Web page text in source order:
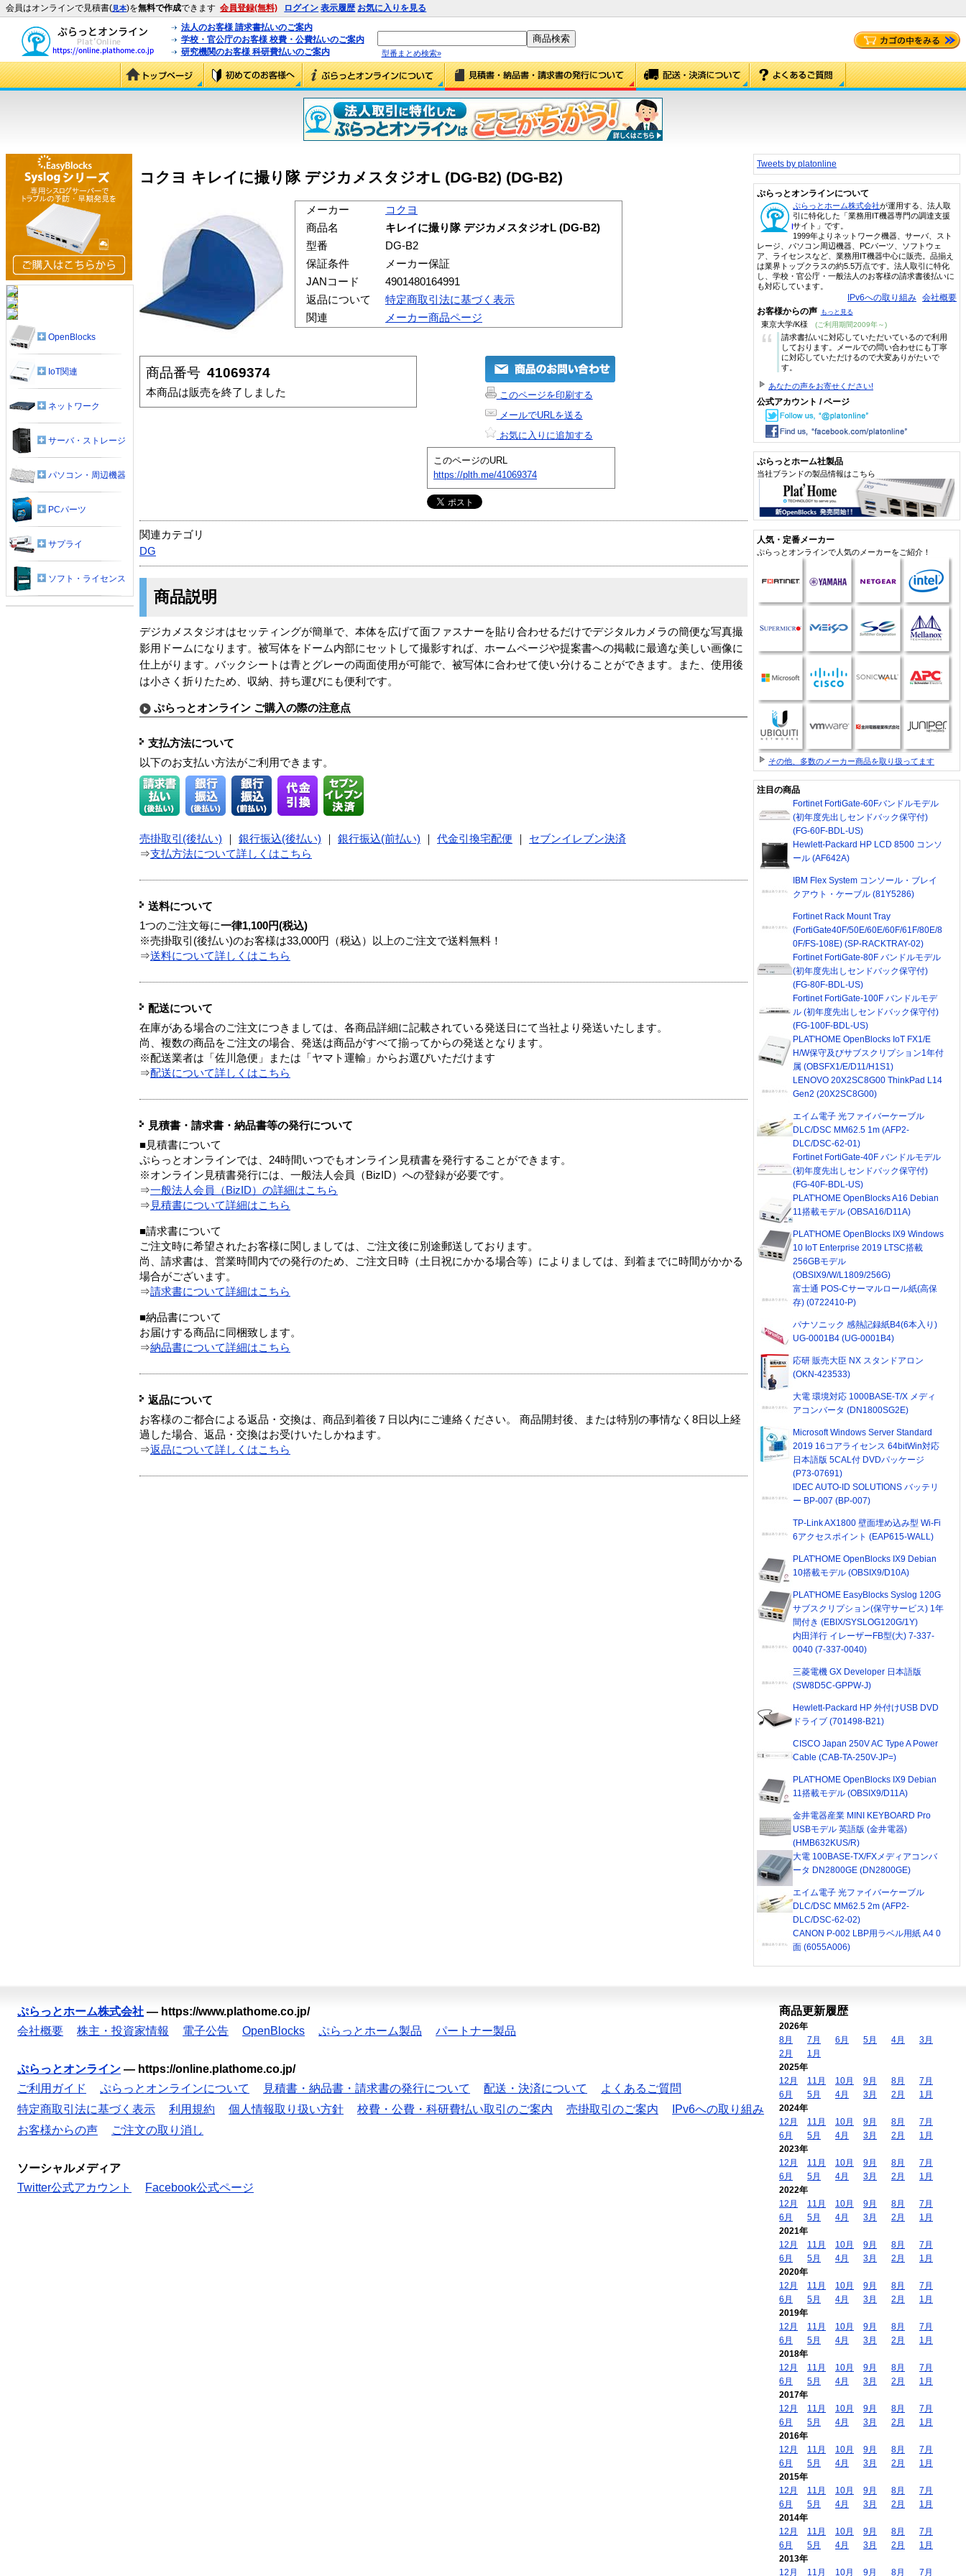
会員はオンラインで見積書(見本)を無料で作成できます 会員登録(無料) ログイン 表示履歴 お気に入りを見る
法人のお客様 請求書払いのご案内
学校・官公庁のお客様 校費・公費払いのご案内
研究機関のお客様 科研費払いのご案内
型番まとめ検索»
コクヨ キレイに撮り隊 デジカメスタジオL (DG-B2) (DG-B2)
メーカー
コクヨ
商品名
キレイに撮り隊 デジカメスタジオL (DG-B2)
型番
DG-B2
保証条件
メーカー保証
JANコード
4901480164991
返品について
特定商取引法に基づく表示
関連
メーカー商品ページ
商品番号 41069374
本商品は販売を終了しました
このページを印刷する
メールでURLを送る
お気に入りに追加する
このページのURL
https://plth.me/41069374
関連カテゴリ
DG
商品説明
デジカメスタジオはセッティングが簡単で、本体を広げて面ファスナーを貼り合わせるだけでデジタルカメラの簡便な写真撮
影用ドームになります。被写体をドーム内部にセットして撮影すれば、ホームページや提案書への掲載に最適な美しい画像に
仕上がります。バックシートは青とグレーの両面使用が可能で、被写体に合わせて使い分けることができます。また、使用後
は小さく折りたため、収納、持ち運びにも便利です。
ぷらっとオンライン ご購入の際の注意点
支払方法について
以下のお支払い方法がご利用できます。
売掛取引(後払い) 銀行振込(後払い) 銀行振込(前払い) 代金引換宅配便
セブンイレブン決済
⇒支払方法について詳しくはこちら
送料について
1つのご注文毎に一律1,100円(税込)
※売掛取引(後払い)のお客様は33,000円（税込）以上のご注文で送料無料！
⇒送料について詳しくはこちら
配送について
在庫がある場合のご注文につきましては、各商品詳細に記載されている発送日にて当社より発送いたします。
尚、複数の商品をご注文の場合、発送は商品がすべて揃ってからの発送となります。
※配送業者は「佐川急便」または「ヤマト運輸」からお選びいただけます
⇒配送について詳しくはこちら
見積書・請求書・納品書等の発行について
■見積書について
ぷらっとオンラインでは、24時間いつでもオンライン見積書を発行することができます。
※オンライン見積書発行には、一般法人会員（BizID）への登録が必要です。
⇒一般法人会員（BizID）の詳細はこちら
⇒ 見積書について詳細はこちら
■請求書について
ご注文時に希望されたお客様に関しましては、ご注文後に別途郵送しております。
尚、請求書は、営業時間内での発行のため、ご注文日時（土日祝にかかる場合等）によりましては、到着までに時間がかかる
場合がございます。
⇒請求書について詳細はこちら
■納品書について
お届けする商品に同梱致します。
⇒納品書について詳細はこちら
返品について
お客様のご都合による返品・交換は、商品到着後７日以内にご連絡ください。 商品開封後、または特別の事情なく8日以上経
過した場合、返品・交換はお受けいたしかねます。
⇒返品について詳しくはこちら
OpenBlocks
IoT関連
ネットワーク
サーバ・ストレージ
パソコン・周辺機器
PCパーツ
サプライ
ソフト・ライセンス
Tweets by platonline
ぷらっとオンラインについて
ぷらっとホーム株式会社が運用する、法人取
引に特化した「業務用IT機器専門の調達支援
サイト」です。
1999年よりネットワーク機器、サーバ、スト
レージ、パソコン周辺機器、PCパーツ、ソフトウェ
ア、ライセンスなど、業務用IT機器中心に販売。品揃え
は業界トップクラスの約5.5万点です。法人取引に特化
し、学校・官公庁・一般法人のお客様の請求書後払いに
も対応しています。
IPv6への取り組み 会社概要
お客様からの声 もっと見る
東京大学/K様 (ご利用期間2009年～)
“
請求書払いに対応していただいているので利用
しております。メールでの問い合わせにも丁寧
に対応していただけるので大変ありがたいで
す。
あなたの声をお寄せください!
公式アカウント / ページ
ぷらっとホーム社製品
当社ブランドの製品情報はこちら
人気・定番メーカー
ぷらっとオンラインで人気のメーカーをご紹介！
その他、多数のメーカー商品を取り扱ってます
注目の商品
Fortinet FortiGate-60Fバンドルモデル
(初年度先出しセンドバック保守付)
(FG-60F-BDL-US)
Hewlett-Packard HP LCD 8500 コンソ
ール (AF642A)
IBM Flex System コンソール・ブレイ
クアウト・ケーブル (81Y5286)
Fortinet Rack Mount Tray
(FortiGate40F/50E/60E/60F/61F/80E/8
0F/FS-108E) (SP-RACKTRAY-02)
Fortinet FortiGate-80F バンドルモデル
(初年度先出しセンドバック保守付)
(FG-80F-BDL-US)
Fortinet FortiGate-100F バンドルモデ
ル (初年度先出しセンドバック保守付)
(FG-100F-BDL-US)
PLAT'HOME OpenBlocks IoT FX1/E
H/W保守及びサブスクリプション1年付
属 (OBSFX1/E/D11/H1S1)
LENOVO 20X2SC8G00 ThinkPad L14
Gen2 (20X2SC8G00)
エイム電子 光ファイバーケーブル
DLC/DSC MM62.5 1m (AFP2-
DLC/DSC-62-01)
Fortinet FortiGate-40F バンドルモデル
(初年度先出しセンドバック保守付)
(FG-40F-BDL-US)
PLAT'HOME OpenBlocks A16 Debian
11搭載モデル (OBSA16/D11A)
PLAT'HOME OpenBlocks IX9 Windows
10 IoT Enterprise 2019 LTSC搭載
256GBモデル
(OBSIX9/W/L1809/256G)
富士通 POS-Cサーマルロール紙(高保
存) (0722410-P)
パナソニック 感熱記録紙B4(6本入り)
UG-0001B4 (UG-0001B4)
応研 販売大臣 NX スタンドアロン
(OKN-423533)
大電 環境対応 1000BASE-T/X メディ
アコンバータ (DN1800SG2E)
Microsoft Windows Server Standard
2019 16コアライセンス 64bitWin対応
日本語版 5CAL付 DVDパッケージ
(P73-07691)
IDEC AUTO-ID SOLUTIONS バッテリ
ー BP-007 (BP-007)
TP-Link AX1800 壁面埋め込み型 Wi-Fi
6アクセスポイント (EAP615-WALL)
PLAT'HOME OpenBlocks IX9 Debian
10搭載モデル (OBSIX9/D10A)
PLAT'HOME EasyBlocks Syslog 120G
サブスクリプション(保守サービス) 1年
間付き (EBIX/SYSLOG120G/1Y)
内田洋行 イレーザーFB型(大) 7-337-
0040 (7-337-0040)
三菱電機 GX Developer 日本語版
(SW8D5C-GPPW-J)
Hewlett-Packard HP 外付けUSB DVD
ドライブ (701498-B21)
CISCO Japan 250V AC Type A Power
Cable (CAB-TA-250V-JP=)
PLAT'HOME OpenBlocks IX9 Debian
11搭載モデル (OBSIX9/D11A)
金井電器産業 MINI KEYBOARD Pro
USBモデル 英語版 (金井電器)
(HMB632KUS/R)
大電 100BASE-TX/FXメディアコンバ
ータ DN2800GE (DN2800GE)
エイム電子 光ファイバーケーブル
DLC/DSC MM62.5 2m (AFP2-
DLC/DSC-62-02)
CANON P-002 LBP用ラベル用紙 A4 0
面 (6055A006)
ぷらっとホーム株式会社 — https://www.plathome.co.jp/
会社概要
株主・投資家情報 電子公告 OpenBlocks ぷらっとホーム製品 パートナー製品
ぷらっとオンライン — https://online.plathome.co.jp/
ご利用ガイド
ぷらっとオンラインについて 見積書・納品書・請求書の発行について 配送・決済について
よくあるご質問
特定商取引法に基づく表示
利用規約 個人情報取り扱い方針 校費・公費・科研費払い取引のご案内 売掛取引のご案内
IPv6への取り組み
お客様からの声
ご注文の取り消し
ソーシャルメディア
Twitter公式アカウント
Facebook公式ページ
商品更新履歴
2026年
8月
7月 6月 5月 4月
3月
2月
1月
2025年
12月
11月 10月 9月 8月
7月
6月
5月 4月 3月 2月
1月
2024年
12月
11月 10月 9月 8月
7月
6月
5月 4月 3月 2月
1月
2023年
12月
11月 10月 9月 8月
7月
6月
5月 4月 3月 2月
1月
2022年
12月
11月 10月 9月 8月
7月
6月
5月 4月 3月 2月
1月
2021年
12月
11月 10月 9月 8月
7月
6月
5月 4月 3月 2月
1月
2020年
12月
11月 10月 9月 8月
7月
6月
5月 4月 3月 2月
1月
2019年
12月
11月 10月 9月 8月
7月
6月
5月 4月 3月 2月
1月
2018年
12月
11月 10月 9月 8月
7月
6月
5月 4月 3月 2月
1月
2017年
12月
11月 10月 9月 8月
7月
6月
5月 4月 3月 2月
1月
2016年
12月
11月 10月 9月 8月
7月
6月
5月 4月 3月 2月
1月
2015年
12月
11月 10月 9月 8月
7月
6月
5月 4月 3月 2月
1月
2014年
12月
11月 10月 9月 8月
7月
6月
5月 4月 3月 2月
1月
2013年
12月
11月 10月 9月 8月 7月